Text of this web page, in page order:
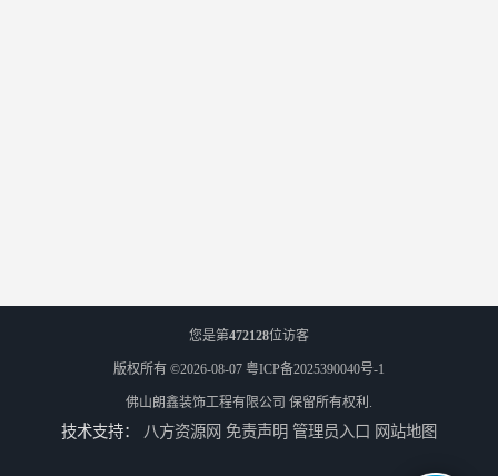
您是第472128位访客
版权所有 ©2026-08-07 粤ICP备2025390040号-1
佛山朗鑫装饰工程有限公司 保留所有权利.
技术支持： 八方资源网 免责声明 管理员入口 网站地图